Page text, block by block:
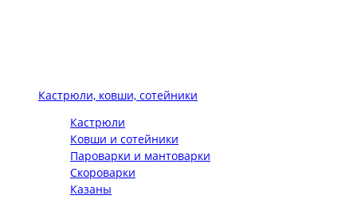
Кастрюли, ковши, сотейники
Кастрюли
Ковши и сотейники
Пароварки и мантоварки
Скороварки
Казаны